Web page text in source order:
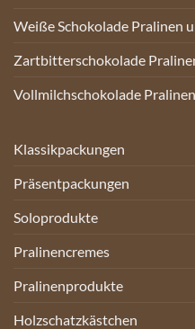
Weiße Schokolade Pralinen
Zartbitterschokolade
Vollmilchschokolade
Klassikpackungen
Präsentpackungen
Soloprodukte
Pralinencremes
Pralinenprodukte
Holzschatzkästchen